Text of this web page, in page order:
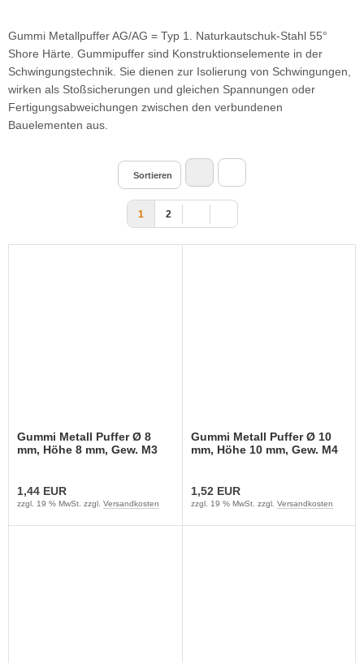
Gummi Metallpuffer AG/AG = Typ 1. Naturkautschuk-Stahl 55°
Shore Härte. Gummipuffer sind Konstruktionselemente in der
Schwingungstechnik. Sie dienen zur Isolierung von Schwingungen,
wirken als Stoßsicherungen und gleichen Spannungen oder
Fertigungsabweichungen zwischen den verbundenen
Bauelementen aus.
Sortieren
1 2
Gummi Metall Puffer Ø 8
mm, Höhe 8 mm, Gew. M3
1,44 EUR
zzgl. 19 % MwSt. zzgl. Versandkosten
Gummi Metall Puffer Ø 10
mm, Höhe 10 mm, Gew. M4
1,52 EUR
zzgl. 19 % MwSt. zzgl. Versandkosten